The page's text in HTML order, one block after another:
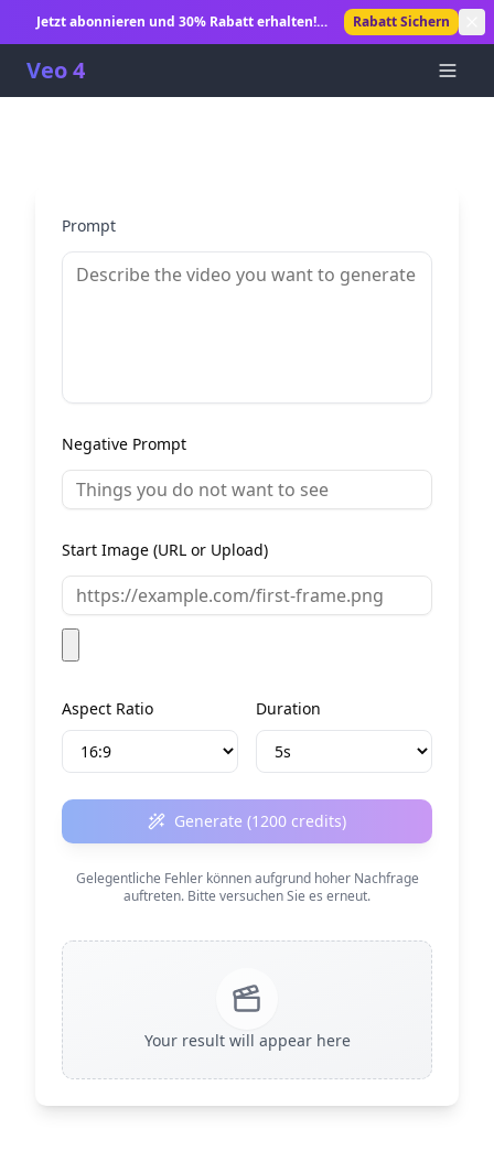
Jetzt abonnieren und 30% Rabatt erhalten!
Rabatt Sichern
Veo 4
Prompt
Negative Prompt
Start Image (URL or Upload)
Aspect Ratio Duration
Generate (1200 credits)
Gelegentliche Fehler können aufgrund hoher Nachfrage
auftreten. Bitte versuchen Sie es erneut.
Your result will appear here